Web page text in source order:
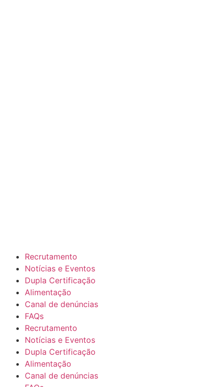
Recrutamento
Notícias e Eventos
Dupla Certificação
Alimentação
Canal de denúncias
FAQs
Recrutamento
Notícias e Eventos
Dupla Certificação
Alimentação
Canal de denúncias